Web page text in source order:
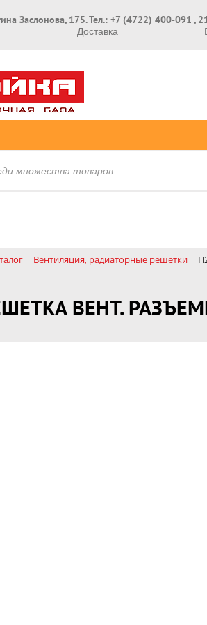
Заслонова, 175. Тел.: +7 (4722) 400-091 ,
Доставка
Вентиляция, радиаторные решетки
ВЕНТ.